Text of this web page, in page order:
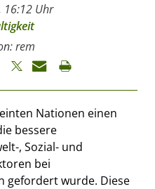
16:12 Uhr
rem
Nationen einen
bessere
, Sozial- und
bei
gefordert wurde. Diese